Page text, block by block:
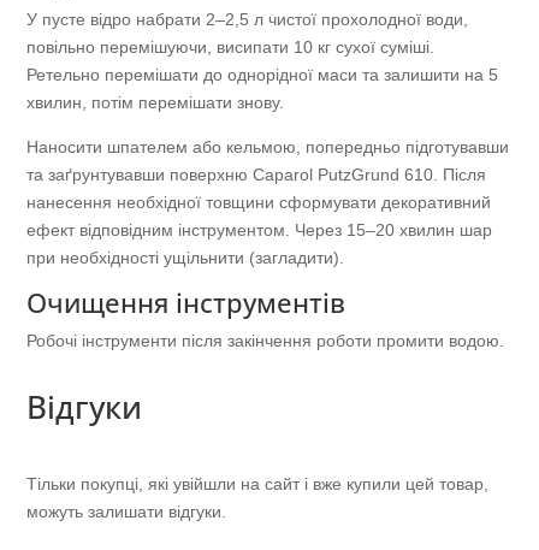
У пусте відро набрати 2–2,5 л чистої прохолодної води,
повільно перемішуючи, висипати 10 кг сухої суміші.
Ретельно перемішати до однорідної маси та залишити на 5
хвилин, потім перемішати знову.
Наносити шпателем або кельмою, попередньо підготувавши
та заґрунтувавши поверхню Caparol PutzGrund 610. Після
нанесення необхідної товщини сформувати декоративний
ефект відповідним інструментом. Через 15–20 хвилин шар
при необхідності ущільнити (загладити).
Очищення інструментів
Робочі інструменти після закінчення роботи промити водою.
Відгуки
Тільки покупці, які увійшли на сайт і вже купили цей товар,
можуть залишати відгуки.